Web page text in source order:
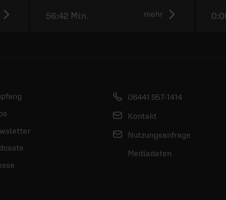
mehr
56:42 Min.
06441 957-1414
Kontakt
Nutzungsanfrage
Mediadaten